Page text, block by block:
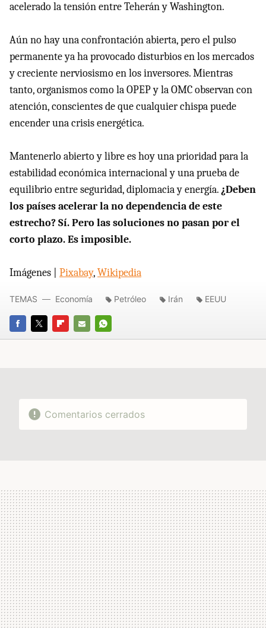
acelerado la tensión entre Teherán y Washington.
Aún no hay una confrontación abierta, pero el pulso
permanente ya ha provocado disturbios en los mercados
y creciente nerviosismo en los inversores. Mientras
tanto, organismos como la OPEP y la OMC observan con
atención, conscientes de que cualquier chispa puede
encender una crisis energética.
Mantenerlo abierto y libre es hoy una prioridad para la
estabilidad económica internacional y una prueba de
equilibrio entre seguridad, diplomacia y energía.¿Deben
los países acelerar la no dependencia de este
estrecho? Sí. Pero las soluciones no pasan por el
corto plazo. Es imposible.
Imágenes | Pixabay,Wikipedia
FACEBOOK
TWITTERFLIPBOARD
E-
WHATSAPP
TEMAS Economía Petróleo Irán EEUU
Comentarios cerrados